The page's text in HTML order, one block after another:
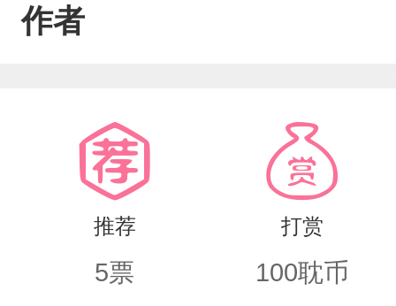
身的工资都来不及要。（白月光是个幌
作者
推荐
5票
打赏
100耽币